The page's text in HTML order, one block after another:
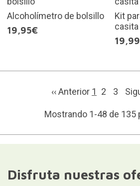
Alcoholímetro de bolsillo
19,95€
Kit
‹‹ Anterior 1 2 3
Mostrando 1-48 de 135
Disfruta nuestras